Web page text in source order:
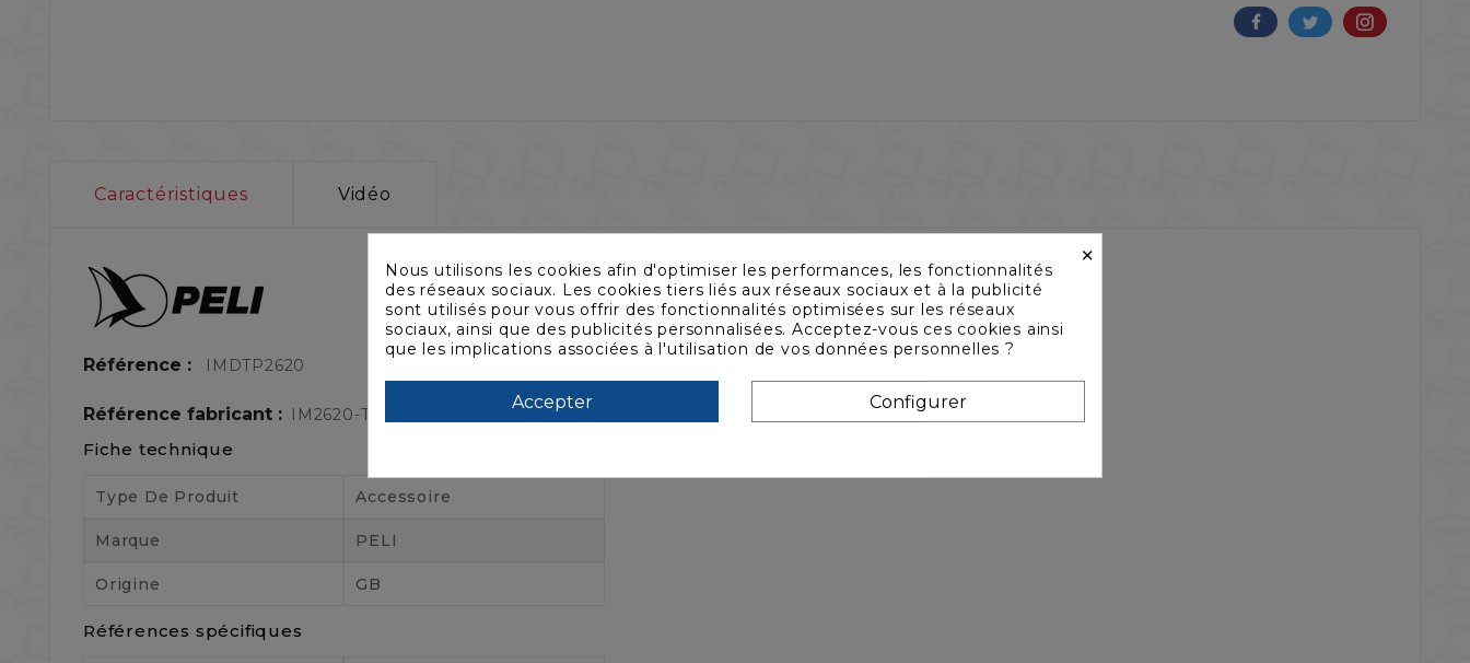
Caractéristiques Vidéo
Référence : IMDTP2620
Référence fabricant : IM2620-TREK
Fiche technique
Type De Produit Accessoire
Marque PELI
Origine GB
Références spécifiques
×
Nous utilisons les cookies afin d'optimiser les performances, les fonctionnalités
des réseaux sociaux. Les cookies tiers liés aux réseaux sociaux et à la publicité
sont utilisés pour vous offrir des fonctionnalités optimisées sur les réseaux
sociaux, ainsi que des publicités personnalisées. Acceptez-vous ces cookies ainsi
que les implications associées à l'utilisation de vos données personnelles ?
Accepter Configurer